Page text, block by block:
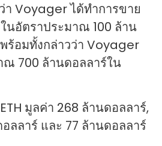
Voyager ได้ทำการขาย
นอัตราประมาณ 100 ล้าน
ร้อมทั้งกล่าวว่า Voyager
700 ล้านดอลลาร์ใน
มูลค่า 268 ล้านดอลลาร์,
ลลาร์ และ 77 ล้านดอลลาร์